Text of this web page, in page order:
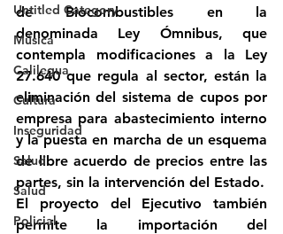
Untitled Category
Música
Calilegua
Cultura
Inseguridad
Salud
Salud
Policial
de Biocombustibles en la
denominada Ley Ómnibus, que
contempla modificaciones a la Ley
27.640 que regula al sector, están la
eliminación del sistema de cupos por
empresa para abastecimiento interno
y la puesta en marcha de un esquema
de libre acuerdo de precios entre las
partes, sin la intervención del Estado.
El proyecto del Ejecutivo también
permite la importación del